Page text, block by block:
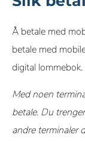
Å betale med
betale med
digital lommebok.
Med noen
betale. Du
andre terminaler